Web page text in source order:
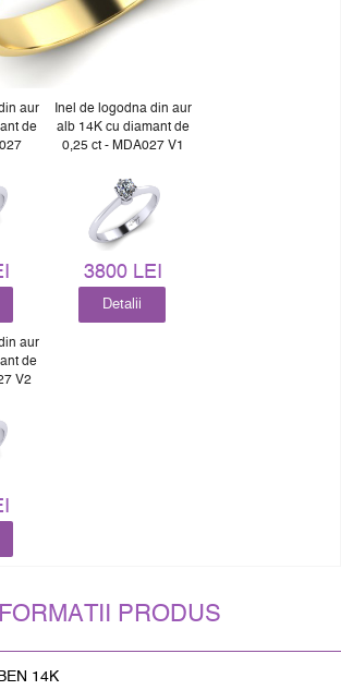
aur
de
Inel de logodna din aur
alb 14K cu diamant de
0,25 ct - MDA027 V1
3800 LEI
Detalii
aur
de
V2
PRODUS
14K